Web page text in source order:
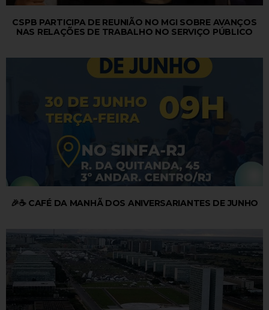
CSPB PARTICIPA DE REUNIÃO NO MGI SOBRE AVANÇOS
NAS RELAÇÕES DE TRABALHO NO SERVIÇO PÚBLICO
🎉☕ CAFÉ DA MANHÃ DOS ANIVERSARIANTES DE JUNHO